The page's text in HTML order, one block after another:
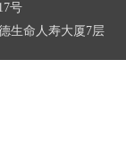
号
生命人寿大厦7层